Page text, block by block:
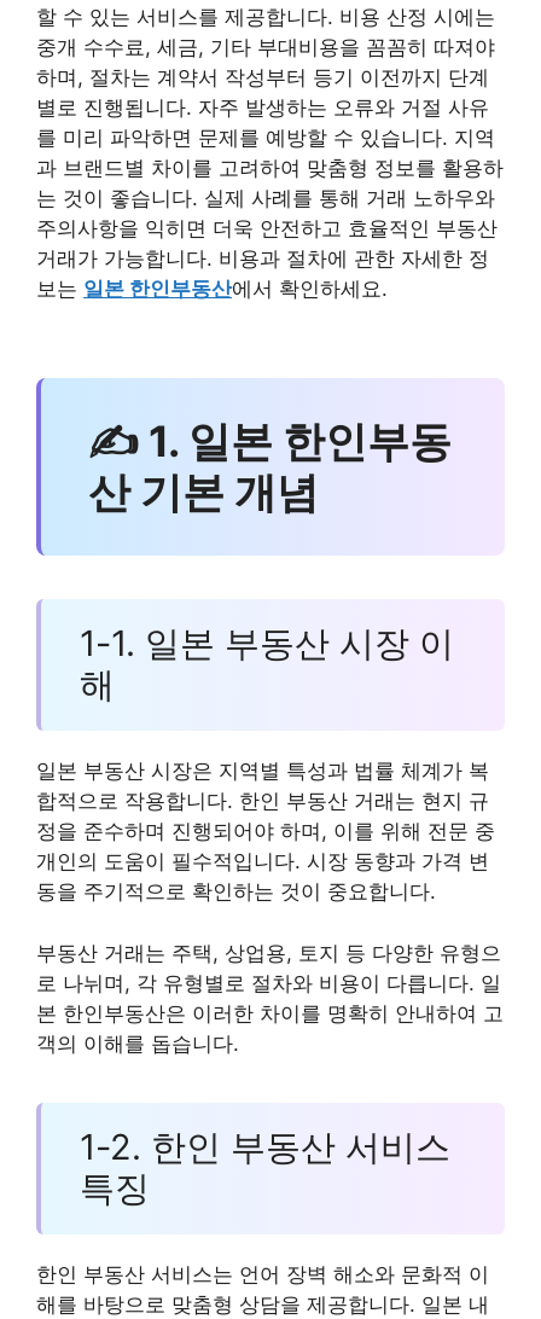
할 수 있는 서비스를 제공합니다. 비용 산정 시에는
중개 수수료, 세금, 기타 부대비용을 꼼꼼히 따져야
하며, 절차는 계약서 작성부터 등기 이전까지 단계
별로 진행됩니다. 자주 발생하는 오류와 거절 사유
를 미리 파악하면 문제를 예방할 수 있습니다. 지역
과 브랜드별 차이를 고려하여 맞춤형 정보를 활용하
는 것이 좋습니다. 실제 사례를 통해 거래 노하우와
주의사항을 익히면 더욱 안전하고 효율적인 부동산
거래가 가능합니다. 비용과 절차에 관한 자세한 정
보는 일본 한인부동산에서 확인하세요.
✍ 1. 일본 한인부동
산 기본 개념
1-1. 일본 부동산 시장 이
해
일본 부동산 시장은 지역별 특성과 법률 체계가 복
합적으로 작용합니다. 한인 부동산 거래는 현지 규
정을 준수하며 진행되어야 하며, 이를 위해 전문 중
개인의 도움이 필수적입니다. 시장 동향과 가격 변
동을 주기적으로 확인하는 것이 중요합니다.
부동산 거래는 주택, 상업용, 토지 등 다양한 유형으
로 나뉘며, 각 유형별로 절차와 비용이 다릅니다. 일
본 한인부동산은 이러한 차이를 명확히 안내하여 고
객의 이해를 돕습니다.
1-2. 한인 부동산 서비스
특징
한인 부동산 서비스는 언어 장벽 해소와 문화적 이
해를 바탕으로 맞춤형 상담을 제공합니다. 일본 내